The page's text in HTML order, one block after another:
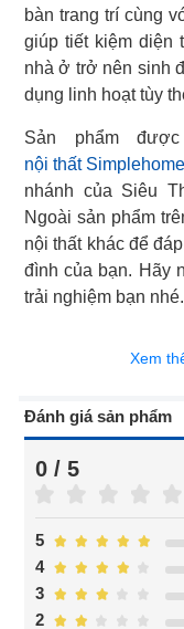
bàn trang trí cùng
giúp tiết kiệm diện
nhà ở trở nên sinh
dụng linh hoạt tùy
nội thất Simplehome
nhánh của Siêu
Ngoài sản phẩm
nội thất khác để
đình của bạn. Hãy
trải nghiệm bạn nhé.
Xem
Đánh giá sản phẩm
0 / 5
2
3
4
5